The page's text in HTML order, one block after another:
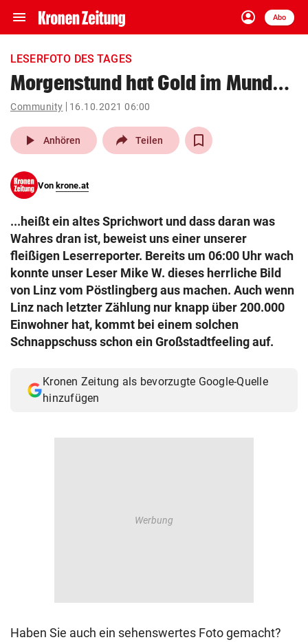
menu Navigation
ein-/ausklappen
account_circle
Anmelden
Abo
close Schließen
account_circle Anmelden
pin_drop
arrow_right
bookmark Merkliste
search
Suchbegriff
eingeben
© Krone Multimedia GmbH & Co KG 2026
Muthgasse 2, 1190 Wien
LESERFOTO DES TAGES
Morgenstund hat Gold im Mund…
Community 16.10.2021 06:00
play_arrow Anhören Teilen
Von krone.at
...heißt ein altes Sprichwort und dass daran was
Wahres dran ist, beweist uns einer unserer
fleißigen Leserreporter. Bereits um 06:00 Uhr wach
konnte unser Leser Mike W. dieses herrliche Bild
von Linz vom Pöstlingberg aus machen. Auch wenn
Linz nach letzter Zählung nur knapp über 200.000
Einwohner hat, kommt bei einem solchen
Schnappschuss schon ein Großstadtfeeling auf.
Kronen Zeitung als bevorzugte Google-Quelle
hinzufügen
Haben Sie auch ein sehenswertes Foto gemacht?